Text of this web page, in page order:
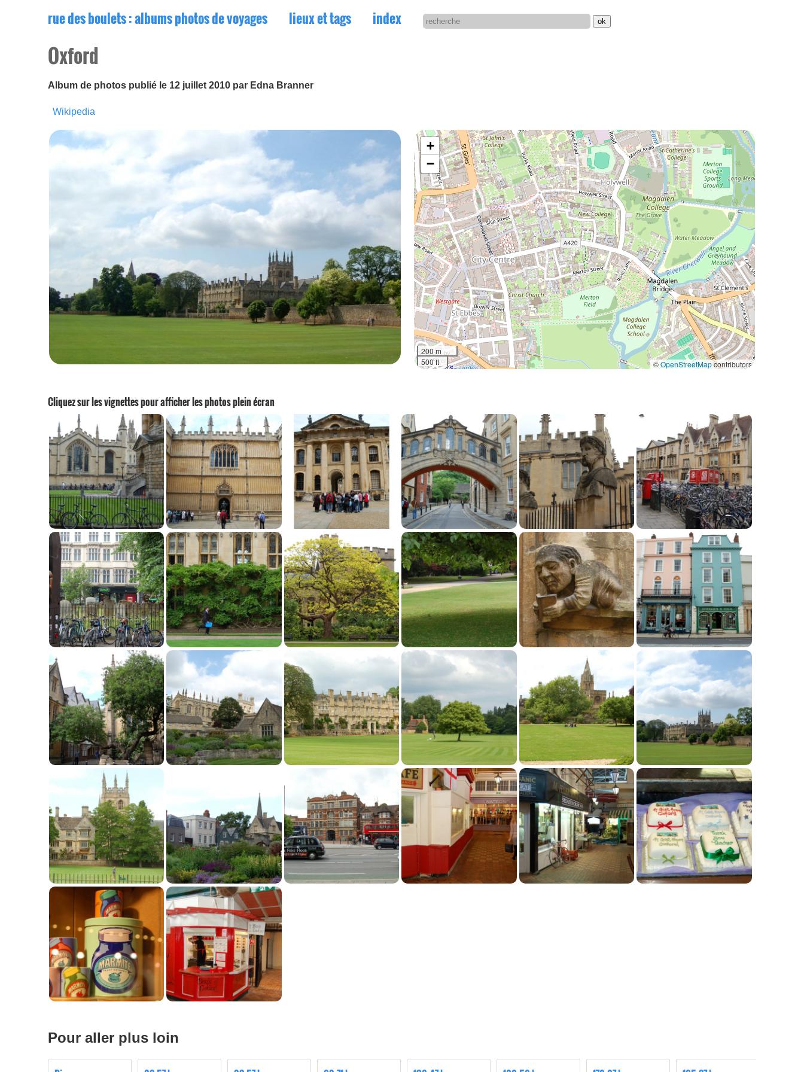
rue des boulets: albums photos de voyages lieux et tags index
Oxford
Album de photos publié le 12 juillet 2010 par Edna Branner
Wikipedia
+
−
200 m
500 ft
©OpenStreetMapcontributors
Cliquez sur les vignettes pour afficher les photos plein écran
Pour aller plus loin